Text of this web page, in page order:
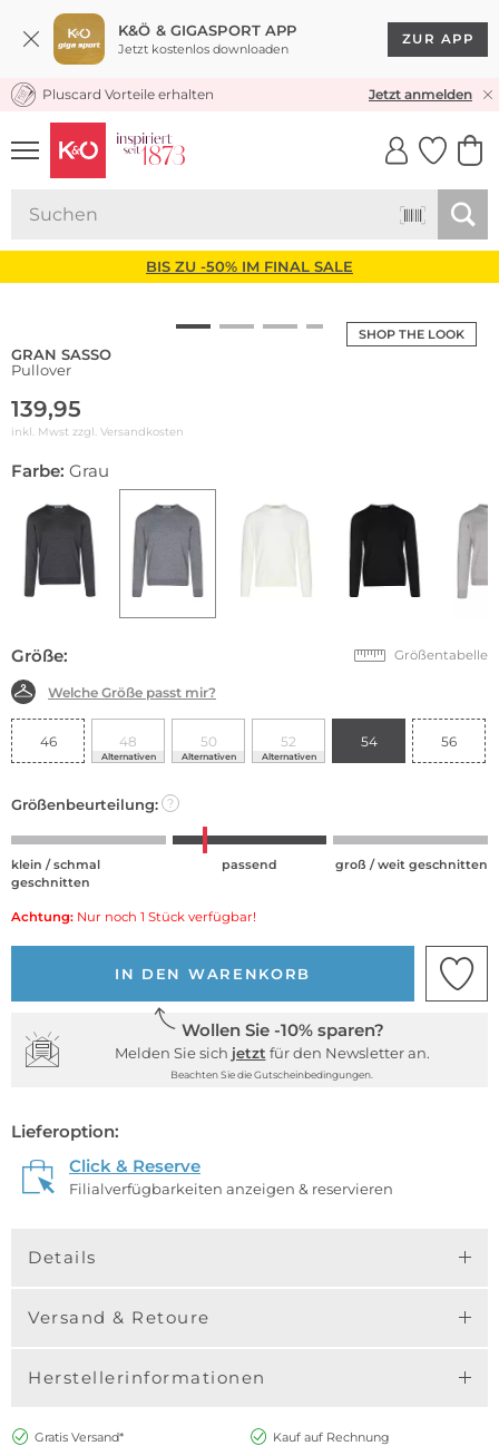
K&Ö & GIGASPORT APP
Jetzt kostenlos downloaden
ZUR APP
KOSTENLOSER VERSAND* & RÜCKVERSAND
Pluscard Vorteile erhalten Jetzt anmelden
UNSERE APP
CLICK &
BIS ZU -50% IM FINAL SALE
SHOP THE LOOK
GRAN SASSO
Pullover
139,95
inkl. Mwst zzgl. Versandkosten
Farbe: Grau
Größe: Größentabelle
Welche Größe passt mir?
46 48
Alternativen
50
Alternativen
52
Alternativen
54 56
Größenbeurteilung: ?
klein / schmal
geschnitten
passend groß / weit geschnitten
Achtung: Nur noch 1 Stück verfügbar!
IN DEN WARENKORB
Wollen Sie -10% sparen?
Melden Sie sich jetzt für den Newsletter an.
Beachten Sie die Gutscheinbedingungen.
Lieferoption:
Click & Reserve
Filialverfügbarkeiten anzeigen & reservieren
Details
Versand & Retoure
Herstellerinformationen
Gratis Versand*
Kauf auf Rechnung